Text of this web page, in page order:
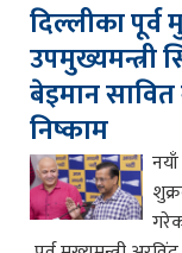
दिल्लीका पूर्व
उपमुख्यमन्त्री
बेइमान
निष्काम